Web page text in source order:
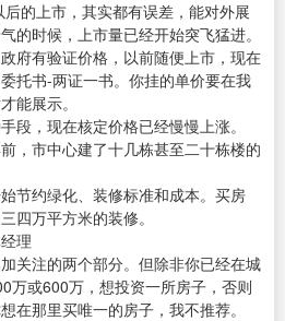
的上市，其实都有误差，能对外展
的时候，上市量已经开始突飞猛进。
府有验证价格，以前随便上市，现在
托书-两证一书。你挂的单价要在我
能展示。
段，现在核定价格已经慢慢上涨。
，市中心建了十几栋甚至二十栋楼的
节约绿化、装修标准和成本。买房
四万平方米的装修。
理
关注的两个部分。但除非你已经在城
万或600万，想投资一所房子，否则
在那里买唯一的房子，我不推荐。